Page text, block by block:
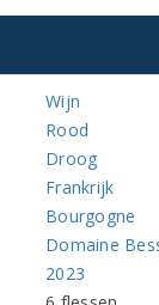
Wijn
Rood
Droog
Frankrijk
Bourgogne
Domaine
2023